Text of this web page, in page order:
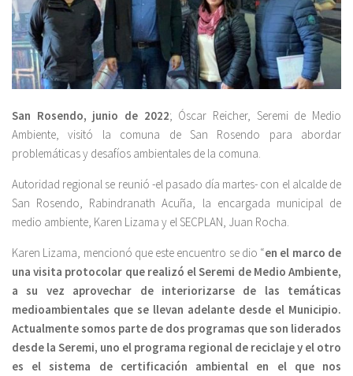
San Rosendo, junio de 2022; Óscar Reicher, Seremi de Medio
Ambiente, visitó la comuna de San Rosendo para abordar
problemáticas y desafíos ambientales de la comuna.
Autoridad regional se reunió -el pasado día martes- con el alcalde de
San Rosendo, Rabindranath Acuña, la encargada municipal de
medio ambiente, Karen Lizama y el SECPLAN, Juan Rocha.
Karen Lizama, mencionó que este encuentro se dio “en el marco de
una visita protocolar que realizó el Seremi de Medio Ambiente,
a su vez aprovechar de interiorizarse de las temáticas
medioambientales que se llevan adelante desde el Municipio.
Actualmente somos parte de dos programas que son liderados
desde la Seremi, uno el programa regional de reciclaje y el otro
es el sistema de certificación ambiental en el que nos